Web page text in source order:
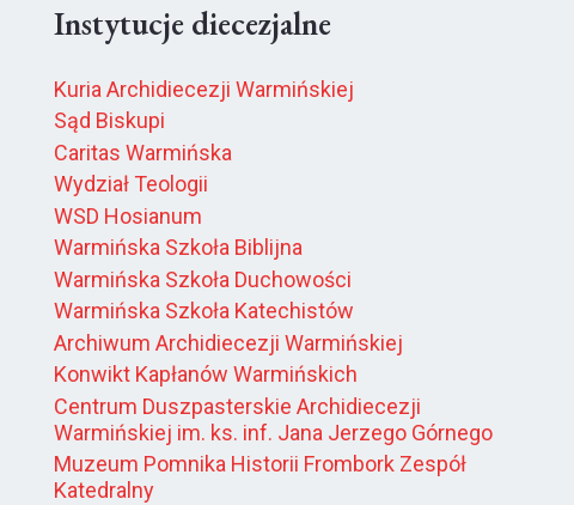
Instytucje diecezjalne
Kuria Archidiecezji Warmińskiej
Sąd Biskupi
Caritas Warmińska
Wydział Teologii
WSD Hosianum
Warmińska Szkoła Biblijna
Warmińska Szkoła Duchowości
Warmińska Szkoła Katechistów
Archiwum Archidiecezji Warmińskiej
Konwikt Kapłanów Warmińskich
Centrum Duszpasterskie Archidiecezji
Warmińskiej im. ks. inf. Jana Jerzego Górnego
Muzeum Pomnika Historii Frombork Zespół
Katedralny